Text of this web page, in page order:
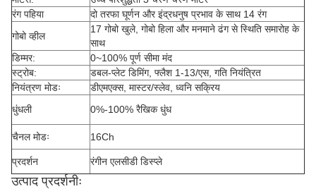
रंग पहिया
दो तरफा घूर्णन और इंद्रधनुष प्रभाव के साथ 14 रंग
गोबो व्हील
17 गोबो खुले, गोबो हिला और मनमाने ढंग से स्थिति समारोह के
साथ
डिम्मर:
0~100% पूर्ण सीमा मंद
स्ट्रोब:
डबल-प्लेट डिमिंग, फ्लैश 1-13/एस, गति नियंत्रित
नियंत्रण मोडः
डीएमएक्स, मास्टर/स्लेव, ध्वनि सक्रिय
धुंधली
0%-100% रैखिक धुंध
चैनल मोडः 16Ch
प्रदर्शन रंगीन एलसीडी डिस्प्ले
उत्पाद प्रदर्शनीः